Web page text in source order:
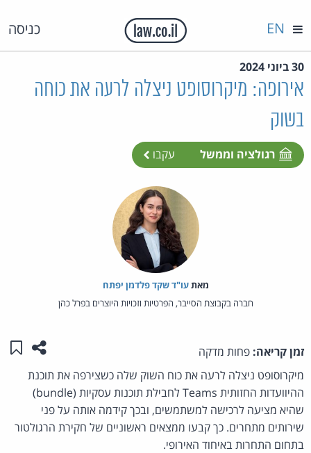
כניסה EN
30 ביוני 2024
אירופה: מיקרוסופט ניצלה לרעה את כוחה
בשוק
רגולציה וממשל עקבו
מאת‏עו"ד שקד פלדמן יפתח
חברה בקבוצת הסייבר, הפרטיות וזכויות היוצרים בפרל כהן
זמן קריאה: פחות מדקה שתפו
מיקרוסופט ניצלה לרעה את כוח השוק שלה כשצירפה את תוכנת
ההיוועדות החזותית Teams לחבילת תוכנות עסקיות (bundle)
שהיא מציעה לרכישה למשתמשים, ובכך קידמה אותה על פני
שירותים מתחרים. כך קבעו ממצאים ראשוניים של חקירת הרגולטור
בתחום התחרות באיחוד האירופי.